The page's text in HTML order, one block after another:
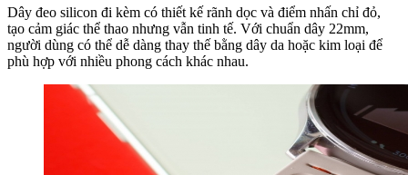
Dây đeo silicon đi kèm có thiết kế rãnh dọc và điểm nhấn chỉ đỏ,
tạo cảm giác thể thao nhưng vẫn tinh tế. Với chuẩn dây 22mm,
người dùng có thể dễ dàng thay thế bằng dây da hoặc kim loại để
phù hợp với nhiều phong cách khác nhau.